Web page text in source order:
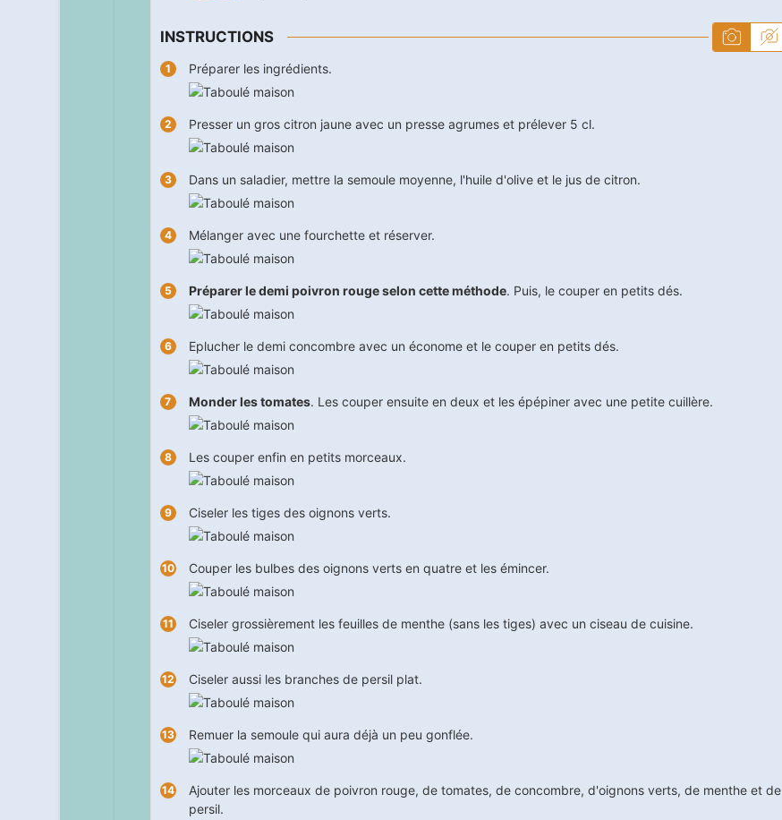
INSTRUCTIONS
Préparer les ingrédients.
Presser un gros citron jaune avec un presse agrumes et prélever 5 cl.
Dans un saladier, mettre la semoule moyenne, l'huile d'olive et le jus de citron.
Mélanger avec une fourchette et réserver.
Préparer le demi poivron rouge selon cette méthode. Puis, le couper en petits dés.
Eplucher le demi concombre avec un économe et le couper en petits dés.
Monder les tomates. Les couper ensuite en deux et les épépiner avec une petite cuillère.
Les couper enfin en petits morceaux.
Ciseler les tiges des oignons verts.
Couper les bulbes des oignons verts en quatre et les émincer.
Ciseler grossièrement les feuilles de menthe (sans les tiges) avec un ciseau de cuisine.
Ciseler aussi les branches de persil plat.
Remuer la semoule qui aura déjà un peu gonflée.
Ajouter les morceaux de poivron rouge, de tomates, de concombre, d'oignons verts, de menthe et de
persil.